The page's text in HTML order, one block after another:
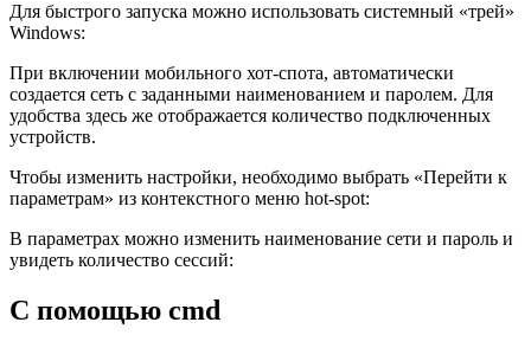
Для быстрого запуска можно использовать системный «трей»
Windows:
При включении мобильного хот-спота, автоматически
создается сеть с заданными наименованием и паролем. Для
удобства здесь же отображается количество подключенных
устройств.
Чтобы изменить настройки, необходимо выбрать «Перейти к
параметрам» из контекстного меню hot-spot:
В параметрах можно изменить наименование сети и пароль и
увидеть количество сессий:
С помощью cmd